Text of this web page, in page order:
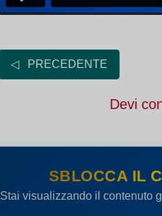
◁ PRECEDENTE
Devi
SBLOCCA IL
Stai visualizzando il contenuto